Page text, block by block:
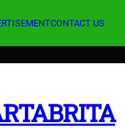
CONTACT US